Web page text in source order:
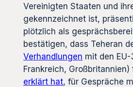
Vereinigten Staaten und
gekennzeichnet ist,
plötzlich als
bestätigen, dass Teheran
Verhandlungen mit den
Frankreich,
erklärt hat, für Gespräche